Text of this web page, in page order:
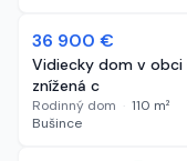
NOVÉ
36 900 €
Vidiecky dom v obci
znížená c
Rodinný dom · 110 m²
Bušince